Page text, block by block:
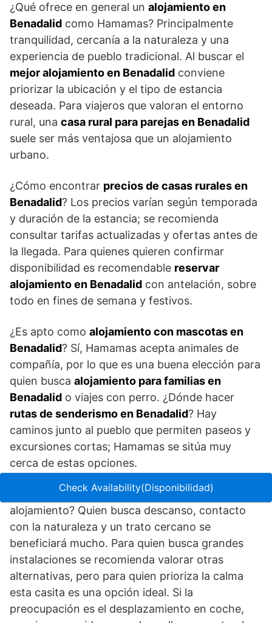
¿Qué ofrece en general un alojamiento en
Benadalid como Hamamas? Principalmente
tranquilidad, cercanía a la naturaleza y una
experiencia de pueblo tradicional. Al buscar el
mejor alojamiento en Benadalid conviene
priorizar la ubicación y el tipo de estancia
deseada. Para viajeros que valoran el entorno
rural, una casa rural para parejas en Benadalid
suele ser más ventajosa que un alojamiento
urbano.
¿Cómo encontrar precios de casas rurales en
Benadalid? Los precios varían según temporada
y duración de la estancia; se recomienda
consultar tarifas actualizadas y ofertas antes de
la llegada. Para quienes quieren confirmar
disponibilidad es recomendable reservar
alojamiento en Benadalid con antelación, sobre
todo en fines de semana y festivos.
¿Es apto como alojamiento con mascotas en
Benadalid? Sí, Hamamas acepta animales de
compañía, por lo que es una buena elección para
quien busca alojamiento para familias en
Benadalid o viajes con perro. ¿Dónde hacer
rutas de senderismo en Benadalid? Hay
caminos junto al pueblo que permiten paseos y
excursiones cortas; Hamamas se sitúa muy
cerca de estas opciones.
¿Qué tipo de cliente se beneficia más de este
alojamiento? Quien busca descanso, contacto
con la naturaleza y un trato cercano se
beneficiará mucho. Para quien busca grandes
instalaciones se recomienda valorar otras
alternativas, pero para quien prioriza la calma
esta casita es una opción ideal. Si la
preocupación es el desplazamiento en coche,
Check Availability(Disponibilidad)